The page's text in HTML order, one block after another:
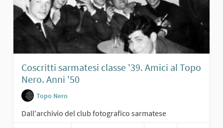
Coscritti sarmatesi classe '39. Amici al Topo
Nero. Anni '50
Topo Nero
Dall'archivio del club fotografico sarmatese